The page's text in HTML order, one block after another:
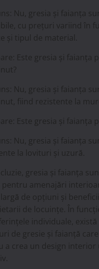
Nu, gresia și faianța
cu prețuri variind în
și tipul de material.
Este gresia și faianța
Nu, gresia și faianța
fiind rezistente la
Este gresia și faianța
Nu, gresia și faianța
la lovituri și uzură.
gresia și faianța
pentru amenajări
de opțiuni și
de locuințe. În
individuale,
de gresie și faianță
a crea un design interior